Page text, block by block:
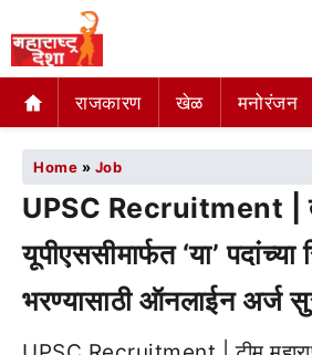
राजकारण खेळ मनोरंजन
Home » Job
UPSC Recruitment |
यूपीएससीमार्फत ‘या’ पदांच्या
भरण्यासाठी ऑनलाईन अर्ज